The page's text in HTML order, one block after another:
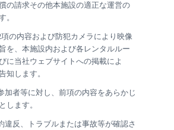
の請求その他本施設の適正な運営の
。
の内容および防犯カメラにより映像
を、本施設内および各レンタルルー
に当社ウェブサイトへの掲載によ
知します。
者等に対し、前項の内容をあらかじ
します。
反、トラブルまたは事故等が確認さ